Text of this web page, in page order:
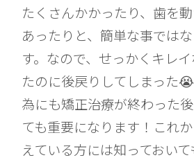
たくさんかかったり、歯を
あったりと、簡単な事では
す。なので、せっかくキレ
たのに後戻りしてしまった
為にも矯正治療が終わった
ても重要になります！これ
えている方には知っておい